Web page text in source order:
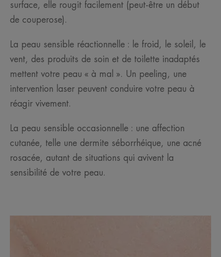
surface, elle rougit facilement (peut-être un début
de couperose).​
La peau sensible réactionnelle : le froid, le soleil, le
vent, des produits de soin et de toilette inadaptés
mettent votre peau « à mal ». Un peeling, une
intervention laser peuvent conduire votre peau à
réagir vivement.​
La peau sensible occasionnelle : une affection
cutanée, telle une dermite séborrhéique, une acné
rosacée, autant de situations qui avivent la
sensibilité de votre peau.